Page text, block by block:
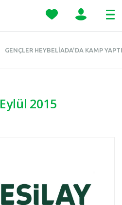
GENÇLER HEYBELIADA'DA KAMP YAPTI
Eylül 2015